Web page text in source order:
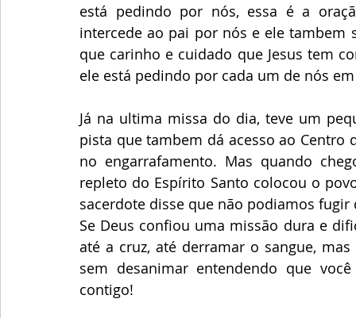
está pedindo por nós, essa é a
intercede ao pai por nós e ele tambem
que carinho e cuidado que Jesus tem
ele está pedindo por cada um de nós
Já na ultima missa do dia, teve um
pista que tambem dá acesso ao Centro
no engarrafamento. Mas quando
repleto do Espírito Santo colocou o
sacerdote disse que não podiamos
Se Deus confiou uma missão dura e
até a cruz, até derramar o sangue,
sem desanimar entendendo que
contigo!